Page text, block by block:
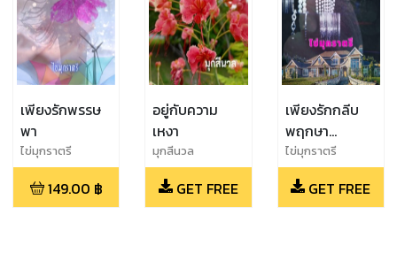
เพียงรักพรรษ
พา
ไข่มุกราตรี
149.00 ฿
อยู่กับความ
เหงา
มุกสีนวล
GET FREE
เพียงรักกลีบ
พฤกษา
(ตัวอย่าง)
ไข่มุกราตรี
GET FREE